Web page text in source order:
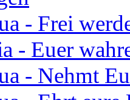
- Frei
- Euer
- Nehmt